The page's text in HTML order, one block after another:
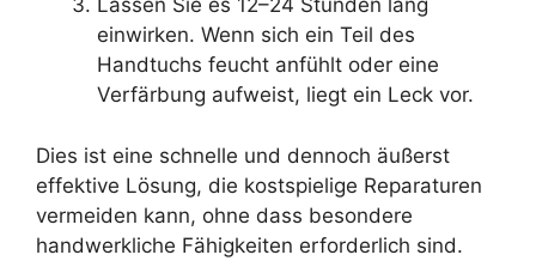
Lassen Sie es 12–24 Stunden lang
einwirken. Wenn sich ein Teil des
Handtuchs feucht anfühlt oder eine
Verfärbung aufweist, liegt ein Leck vor.
Dies ist eine schnelle und dennoch äußerst
effektive Lösung, die kostspielige Reparaturen
vermeiden kann, ohne dass besondere
handwerkliche Fähigkeiten erforderlich sind.